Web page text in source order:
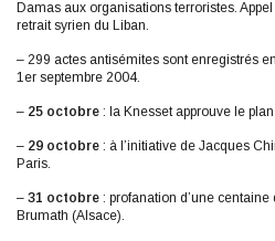
Damas aux organisations terroristes.
retrait syrien du Liban.
– 299 actes antisémites sont enregistrés
1er septembre 2004.
– 25 octobre : la Knesset approuve le
– 29 octobre : à l’initiative de Jacques
Paris.
– 31 octobre : profanation d’une
Brumath (Alsace).